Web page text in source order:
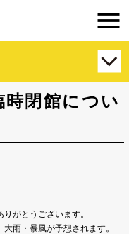
閉館につい
がとうございます。
雨・暴風が予想されます。